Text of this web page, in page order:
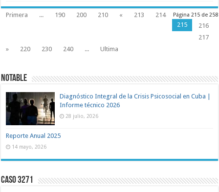
Página 215 de 258
Primera ... 190 200 210 « 213
214
215
216
217
»
220 230 240 ... Ultima
NOTABLE
Diagnóstico Integral de la Crisis Psicosocial en Cuba |
Informe técnico 2026
28 julio, 2026
Reporte Anual 2025
14 mayo, 2026
Caso 3271